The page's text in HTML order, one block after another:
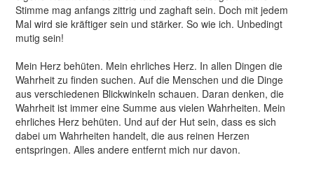
Stimme mag anfangs zittrig und zaghaft sein. Doch mit jedem
Mal wird sie kräftiger sein und stärker. So wie ich. Unbedingt
mutig sein!
Mein Herz behüten. Mein ehrliches Herz. In allen Dingen die
Wahrheit zu finden suchen. Auf die Menschen und die Dinge
aus verschiedenen Blickwinkeln schauen. Daran denken, die
Wahrheit ist immer eine Summe aus vielen Wahrheiten. Mein
ehrliches Herz behüten. Und auf der Hut sein, dass es sich
dabei um Wahrheiten handelt, die aus reinen Herzen
entspringen. Alles andere entfernt mich nur davon.